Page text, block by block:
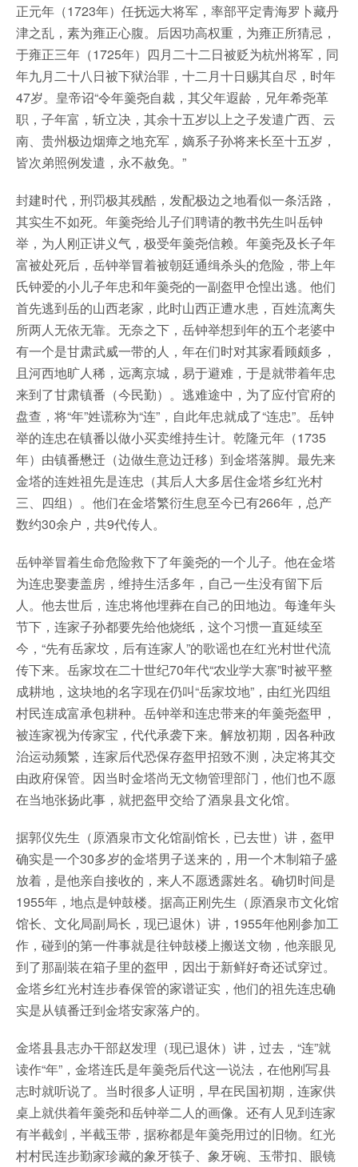
正元年（1723年）任抚远大将军，率部平定青海罗卜藏丹
津之乱，素为雍正心腹。后因功高权重，为雍正所猜忌，
于雍正三年（1725年）四月二十二日被贬为杭州将军，同
年九月二十八日被下狱治罪，十二月十日赐其自尽，时年
47岁。皇帝诏“令年羹尧自裁，其父年遐龄，兄年希尧革
职，子年富，斩立决，其余十五岁以上之子发遣广西、云
南、贵州极边烟瘴之地充军，嫡系子孙将来长至十五岁，
皆次弟照例发遣，永不赦免。”
封建时代，刑罚极其残酷，发配极边之地看似一条活路，
其实生不如死。年羹尧给儿子们聘请的教书先生叫岳钟
举，为人刚正讲义气，极受年羹尧信赖。年羹尧及长子年
富被处死后，岳钟举冒着被朝廷通缉杀头的危险，带上年
氏钟爱的小儿子年忠和年羹尧的一副盔甲仓惶出逃。他们
首先逃到岳的山西老家，此时山西正遭水患，百姓流离失
所两人无依无靠。无奈之下，岳钟举想到年的五个老婆中
有一个是甘肃武威一带的人，年在们时对其家看顾颇多，
且河西地旷人稀，远离京城，易于避难，于是就带着年忠
来到了甘肃镇番（今民勤）。逃难途中，为了应付官府的
盘查，将“年”姓谎称为“连”，自此年忠就成了“连忠”。岳钟
举的连忠在镇番以做小买卖维持生计。乾隆元年（1735
年）由镇番懋迁（边做生意边迁移）到金塔落脚。最先来
金塔的连姓祖先是连忠（其后人大多居住金塔乡红光村
三、四组）。他们在金塔繁衍生息至今已有266年，总产
数约30余户，共9代传人。
岳钟举冒着生命危险救下了年羹尧的一个儿子。他在金塔
为连忠娶妻盖房，维持生活多年，自己一生没有留下后
人。他去世后，连忠将他埋葬在自己的田地边。每逢年头
节下，连家子孙都要先给他烧纸，这个习惯一直延续至
今，“先有岳家坟，后有连家人”的歌谣也在红光村世代流
传下来。岳家坟在二十世纪70年代“农业学大寨”时被平整
成耕地，这块地的名字现在仍叫“岳家坟地”，由红光四组
村民连成富承包耕种。岳钟举和连忠带来的年羹尧盔甲，
被连家视为传家宝，代代承袭下来。解放初期，因各种政
治运动频繁，连家后代恐保存盔甲招致不测，决定将其交
由政府保管。因当时金塔尚无文物管理部门，他们也不愿
在当地张扬此事，就把盔甲交给了酒泉县文化馆。
据郭仪先生（原酒泉市文化馆副馆长，已去世）讲，盔甲
确实是一个30多岁的金塔男子送来的，用一个木制箱子盛
放着，是他亲自接收的，来人不愿透露姓名。确切时间是
1955年，地点是钟鼓楼。据高正刚先生（原酒泉市文化馆
馆长、文化局副局长，现已退休）讲，1955年他刚参加工
作，碰到的第一件事就是往钟鼓楼上搬送文物，他亲眼见
到了那副装在箱子里的盔甲，因出于新鲜好奇还试穿过。
金塔乡红光村连步春保管的家谱证实，他们的祖先连忠确
实是从镇番迁到金塔安家落户的。
金塔县县志办干部赵发理（现已退休）讲，过去，“连”就
读作“年”，金塔连氏是年羹尧后代这一说法，在他刚写县
志时就听说了。当时很多人证明，早在民国初期，连家供
桌上就供着年羹尧和岳钟举二人的画像。还有人见到连家
有半截剑，半截玉带，据称都是年羹尧用过的旧物。红光
村村民连步勤家珍藏的象牙筷子、象牙碗、玉带扣、眼镜